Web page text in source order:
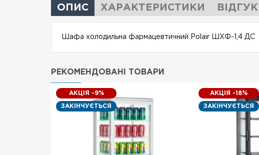
ОПИС ХАРАКТЕРИСТИКИ
Шафа холодильна фармацевтичний Polair ШХФ-1,4 ДС
РЕКОМЕНДОВАНІ ТОВАРИ
АКЦІЯ -9%
ЗАКІНЧУЄТЬСЯ
АКЦІЯ -18%
ЗАКІНЧУЄТЬСЯ